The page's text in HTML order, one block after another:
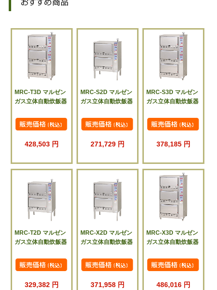
MRC-T3D マルゼン
ガス立体自動炊飯器
428,503 円
MRC-S2D マルゼン
ガス立体自動炊飯器
271,729 円
MRC-S3D マルゼン
ガス立体自動炊飯器
378,185 円
MRC-T2D マルゼン
ガス立体自動炊飯器
329,382 円
MRC-X2D マルゼン
ガス立体自動炊飯器
371,958 円
MRC-X3D マルゼン
ガス立体自動炊飯器
486,016 円